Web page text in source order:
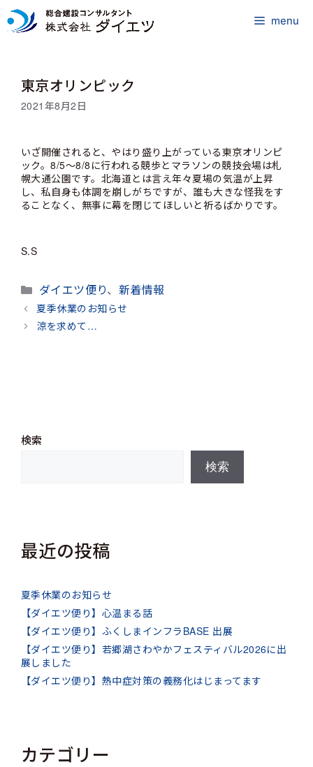
コ
ン
menu
東京オリンピック
2021年8月2日
いざ開催されると、やはり盛り上がっている東京オリンピ
ック。8/5～8/8に行われる競歩とマラソンの競技会場は札
幌大通公園です。北海道とは言え年々夏場の気温が上昇
し、私自身も体調を崩しがちですが、誰も大きな怪我をす
ることなく、無事に幕を閉じてほしいと祈るばかりです。
S.S
カ
テ
ゴ
ダイエツ便り、 新着情報
夏季休業のお知らせ
涼を求めて…
検索
検索
最近の投稿
夏季休業のお知らせ
【ダイエツ便り】心温まる話
【ダイエツ便り】ふくしまインフラBASE 出展
【ダイエツ便り】若郷湖さわやかフェスティバル2026に出
展しました
【ダイエツ便り】熱中症対策の義務化はじまってます
カテゴリー